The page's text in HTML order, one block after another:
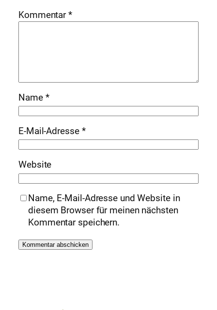
Kommentar*
Name *
E-Mail-Adresse *
Website
Name, E-Mail-Adresse und Website in
diesem Browser für meinen nächsten
Kommentar speichern.